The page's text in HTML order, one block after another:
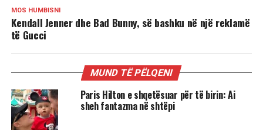
MOS HUMBISNI
Kendall Jenner dhe Bad Bunny, së bashku në një reklamë
të Gucci
MUND TË PËLQENI
Paris Hilton e shqetësuar për të birin: Ai
sheh fantazma në shtëpi